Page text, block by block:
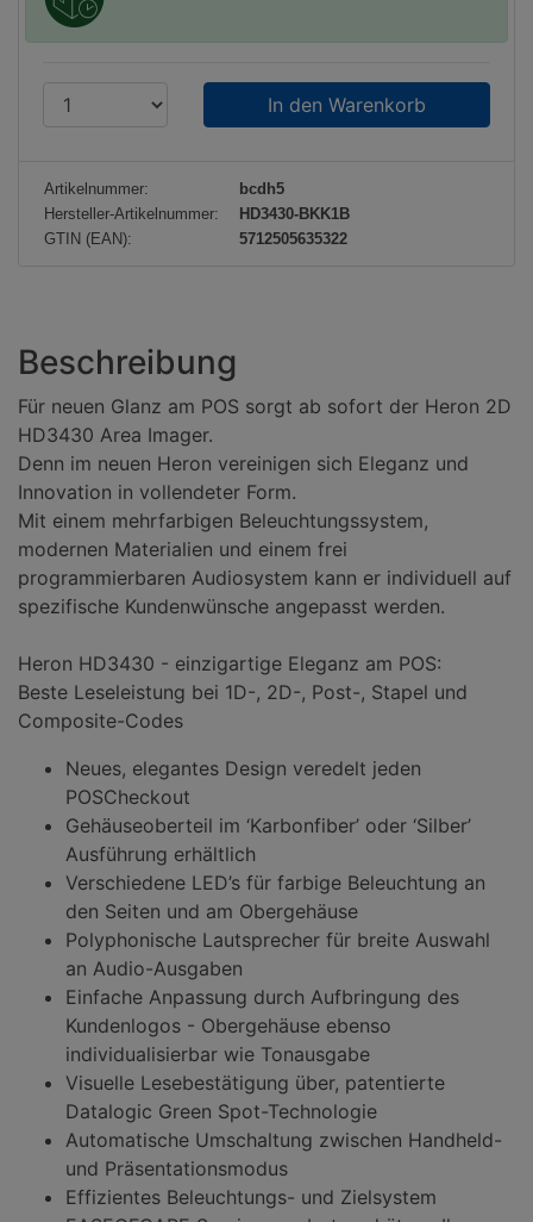
r
d
u
k
z
a
h
l
:
Artikelnummer:
bcdh5
Hersteller-Artikelnummer:
HD3430-BKK1B
GTIN (EAN):
5712505635322
Beschreibung
Für neuen Glanz am POS sorgt ab sofort der Heron 2D
HD3430 Area Imager.
Denn im neuen Heron vereinigen sich Eleganz und
Innovation in vollendeter Form.
Mit einem mehrfarbigen Beleuchtungssystem,
modernen Materialien und einem frei
programmierbaren Audiosystem kann er individuell auf
spezifische Kundenwünsche angepasst werden.
Heron HD3430 - einzigartige Eleganz am POS:
Beste Leseleistung bei 1D-, 2D-, Post-, Stapel und
Composite-Codes
Neues, elegantes Design veredelt jeden
POSCheckout
Gehäuseoberteil im ‘Karbonfiber’ oder ‘Silber’
Ausführung erhältlich
Verschiedene LED’s für farbige Beleuchtung an
den Seiten und am Obergehäuse
Polyphonische Lautsprecher für breite Auswahl
an Audio-Ausgaben
Einfache Anpassung durch Aufbringung des
Kundenlogos - Obergehäuse ebenso
individualisierbar wie Tonausgabe
Visuelle Lesebestätigung über, patentierte
Datalogic Green Spot-Technologie
Automatische Umschaltung zwischen Handheld-
und Präsentationsmodus
Effizientes Beleuchtungs- und Zielsystem